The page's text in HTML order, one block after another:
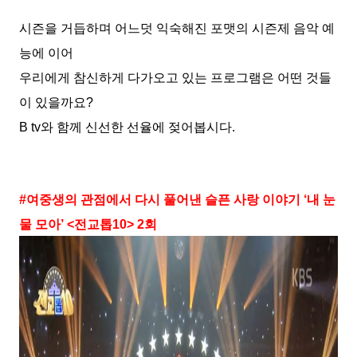
시즌을 거듭하며 어느덧 익숙해진 포맷의 시즌제 음악 예
능에 이어
우리에게 참신하게 다가오고 있는 프로그램은 어떤 것들
이 있을까요?
B tv와 함께 신선한 선율에 젖어봅시다.
#여중생의 관점에서 다시 풀어낸 슬픈 사랑 이야기 ‘내 눈
물 모아’ <전교톱10> 2회